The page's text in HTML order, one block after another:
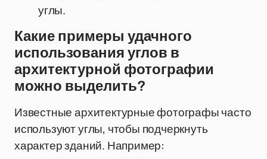
углы.
Какие примеры удачного
использования углов в
архитектурной фотографии
можно выделить?
Известные архитектурные фотографы часто
используют углы, чтобы подчеркнуть
характер зданий. Например: